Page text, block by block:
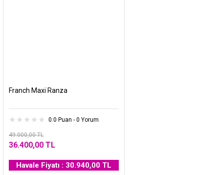
Franch Maxi Ranza
0.0 Puan - 0 Yorum
49.000,00 TL
36.400,00 TL
Havale Fiyatı : 30.940,00 TL